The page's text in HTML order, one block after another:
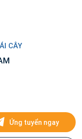
CÂY
Ứng tuyển ngay